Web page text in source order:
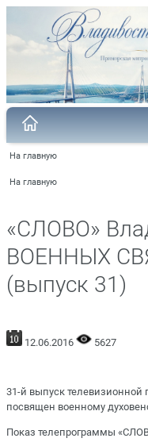
На главную
На главную
«СЛОВО»
ВОЕННЫХ
(выпуск 31)
12.06.2016 5627
31-й выпуск
посвящен военному
Показ телепрограммы